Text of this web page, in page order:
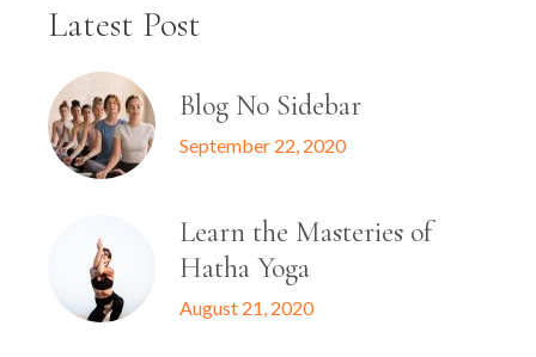
Latest Post
Blog No Sidebar
September 22, 2020
Learn the Masteries of
Hatha Yoga
August 21, 2020